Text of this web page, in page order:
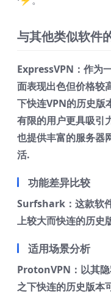
与其他类似软件
ExpressVPN：作为
面表现出色但价格较
下快连VPN的历史版
有限的用户更具吸引
也提供丰富的服务器
活.
功能差异比较
Surfshark：这款软
上较大而快连的历史
适用场景分析
ProtonVPN：以其
之下快连的历史版本